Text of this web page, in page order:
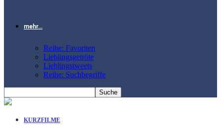
mehr…
Reihe: Favoriten
Lieblingsgetröte
Lieblingstweets
Reihe: Suchbegriffe
KURZFILME